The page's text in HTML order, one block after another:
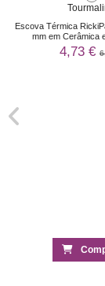
Escova Térmica
mm em Cerâmica
4,73 €